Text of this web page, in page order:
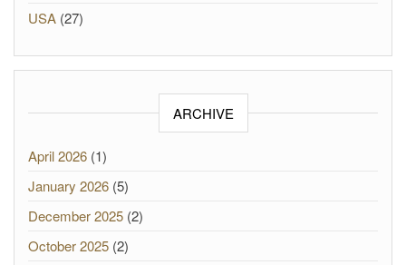
USA (27)
ARCHIVE
April 2026 (1)
January 2026 (5)
December 2025 (2)
October 2025 (2)